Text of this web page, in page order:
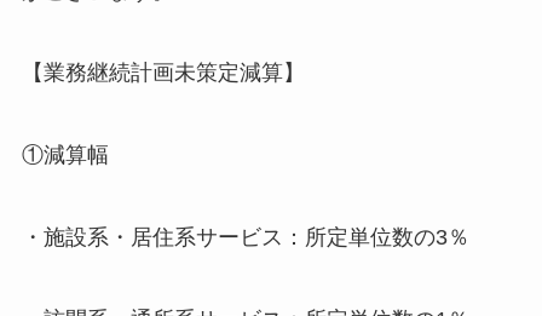
【業務継続計画未策定減算】
①減算幅
・施設系・居住系サービス：所定単位数の3％